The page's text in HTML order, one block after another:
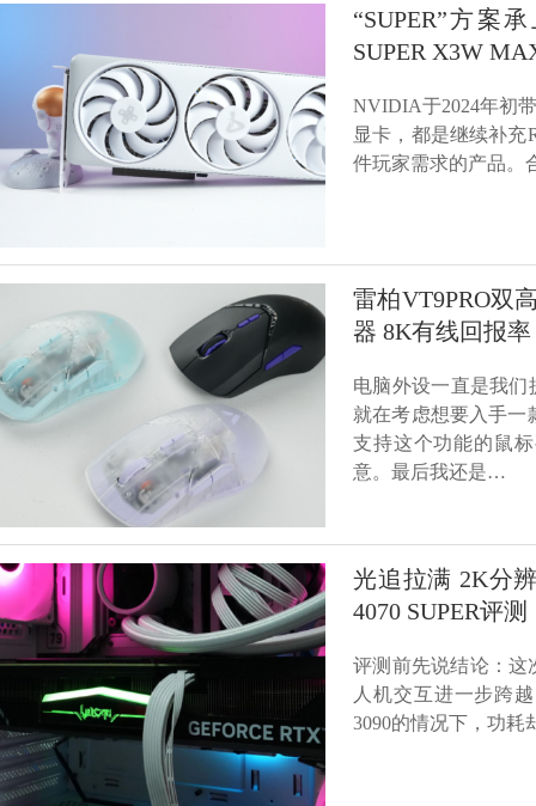
“SUPER”方案
SUPER X3W
NVIDIA于2024年初
显卡，都是继续补充
件玩家需求的产品。
雷柏VT9PRO双
器 8K有线回报率
电脑外设一直是我
就在考虑想要入手一
支持这个功能的鼠
意。最后我还是…
光追拉满 2K分
4070 SUPER评测
评测前先说结论：这
人机交互进一步跨
3090的情况下，功